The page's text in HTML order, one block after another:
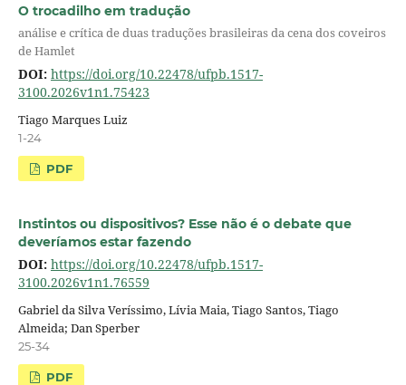
O trocadilho em tradução
análise e crítica de duas traduções brasileiras da cena dos coveiros
de Hamlet
DOI: https://doi.org/10.22478/ufpb.1517-
3100.2026v1n1.75423
Tiago Marques Luiz
1-24
PDF
Instintos ou dispositivos? Esse não é o debate que
deveríamos estar fazendo
DOI: https://doi.org/10.22478/ufpb.1517-
3100.2026v1n1.76559
Gabriel da Silva Veríssimo, Lívia Maia, Tiago Santos, Tiago
Almeida; Dan Sperber
25-34
PDF